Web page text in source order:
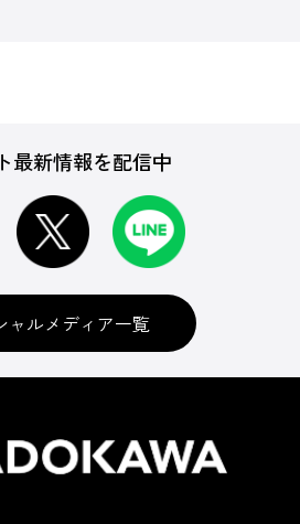
最新情報を配信中
ャルメディア一覧